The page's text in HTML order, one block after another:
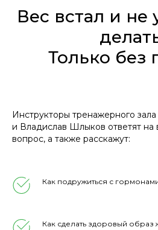
Вес встал и не
Только без
Инструкторы тренажерного зала
и Владислав Шлыков ответят
вопрос, а также расскажут:
Как подружиться с
Как сделать здоровый